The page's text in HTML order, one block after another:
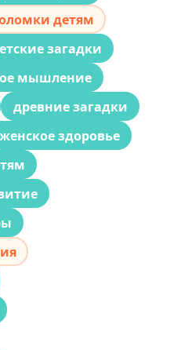
детям
загадки
мышление
древние загадки
женское здоровье